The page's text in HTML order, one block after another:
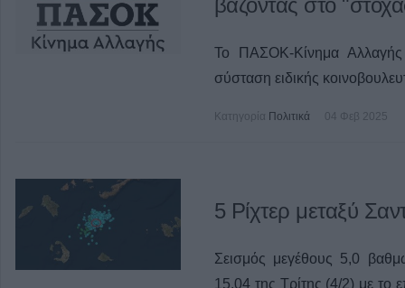
βάζοντας στο
Το ΠΑΣΟΚ-Κίνημα Αλλαγής
σύσταση ειδικής
Κατηγορία Πολιτικά 04 Φεβ 2025
5 Ρίχτερ μεταξύ
Σεισμός μεγέθους 5,0
15.04 της Τρίτης (4/2) με το